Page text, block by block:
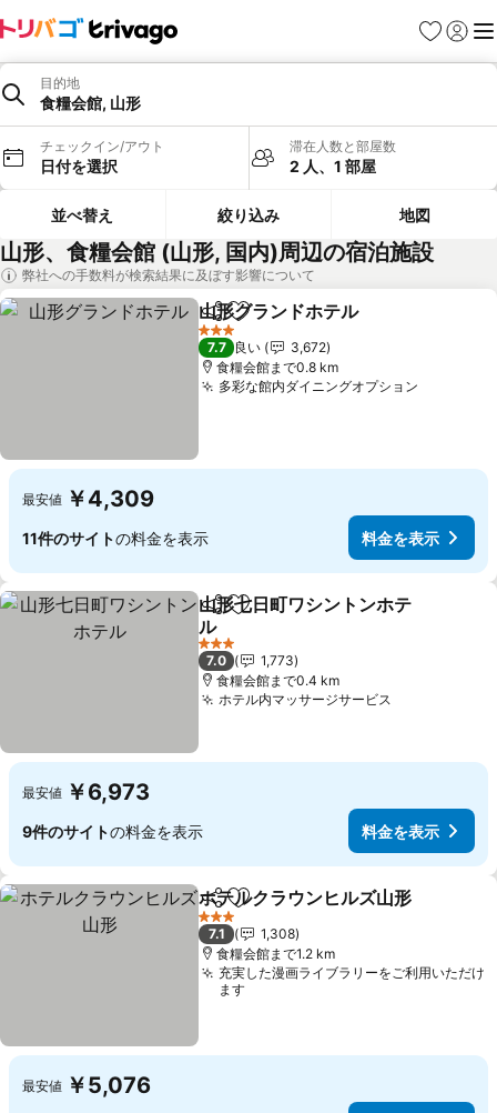
お気に入り
ログイ
メ
目的地
食糧会館, 山形
チェックイン/アウト
日付を選択
滞在人数と部屋数
2 人、1 部屋
並べ替え 絞り込み 地図
山形、食糧会館 (山形, 国内)周辺の宿泊施設
弊社への手数料が検索結果に及ぼす影響について
シェアお気に入りに追加
山形グランドホテル
3 ホテルのランク
7.7 良い
3,672
食糧会館まで0.8 km
多彩な館内ダイニングオプション
最安値 ￥4,309
11件のサイトの料金を表示 料金を表示
シェアお気に入りに追加
山形七日町ワシントンホテ
ル
3 ホテルのランク
7.0
1,773
食糧会館まで0.4 km
ホテル内マッサージサービス
最安値 ￥6,973
9件のサイトの料金を表示 料金を表示
シェアお気に入りに追加
ホテルクラウンヒルズ山形
3 ホテルのランク
7.1
1,308
食糧会館まで1.2 km
充実した漫画ライブラリーをご利用いただけ
ます
最安値 ￥5,076